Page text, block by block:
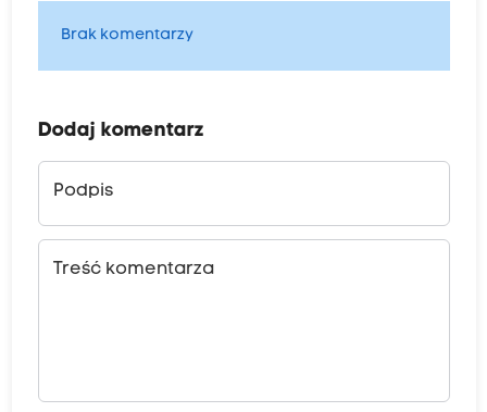
Brak komentarzy
Dodaj komentarz
Podpis
Treść komentarza